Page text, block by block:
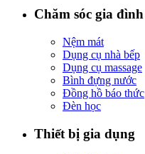
Chăm sóc gia đình
Nệm mát
Dụng cụ nhà bếp
Dụng cụ massage
Bình đựng nước
Đồng hồ báo thức
Đèn học
Thiết bị gia dụng